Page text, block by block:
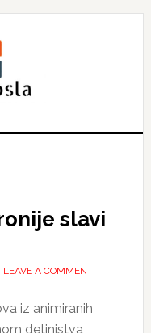
slavi
LEAVE A COMMENT
iz animiranih
detinjstva